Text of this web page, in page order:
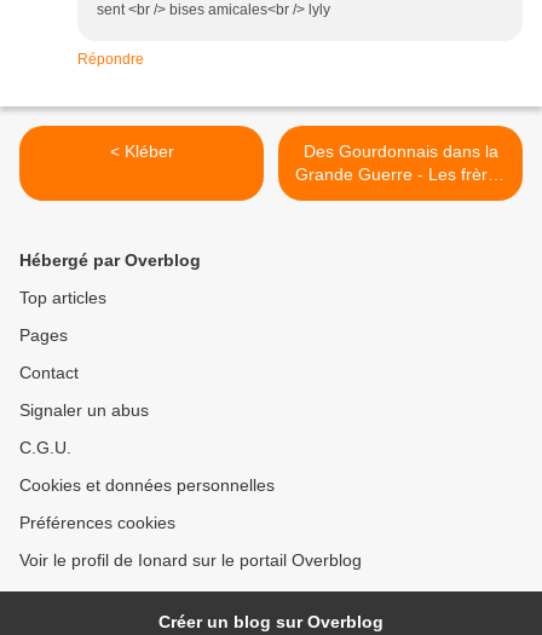
sent <br /> bises amicales<br /> lyly
Répondre
< Kléber
Des Gourdonnais dans la
Grande Guerre - Les frères
Dutheil >
Hébergé par Overblog
Top articles
Pages
Contact
Signaler un abus
C.G.U.
Cookies et données personnelles
Préférences cookies
Voir le profil de Ionard sur le portail Overblog
Créer un blog sur Overblog